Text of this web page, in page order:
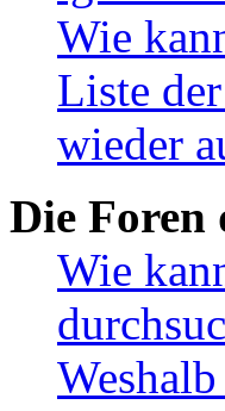
Wie
Liste
wieder
Die Foren
Wie